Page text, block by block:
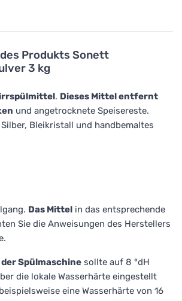
Produkts Sonett
3 kg
. Dieses Mittel entfernt
und angetrocknete Speisereste.
Bleikristall und handbemaltes
Das Mittel in das entsprechende
Sie die Anweisungen des Herstellers
Spülmaschine sollte auf 8 °dH
die lokale Wasserhärte eingestellt
eine Wasserhärte von 16